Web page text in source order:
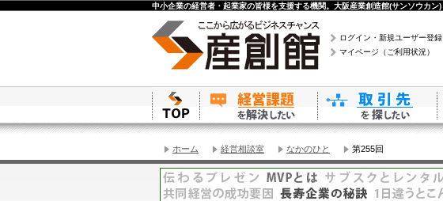
中小企業の経営者・起業家の皆様を支援する機関。大阪産業創造館(サンソウカン)
ログイン・新規ユーザー登録
マイページ（ご利用状況）
ホーム 経営相談室 なかのひと 第255回